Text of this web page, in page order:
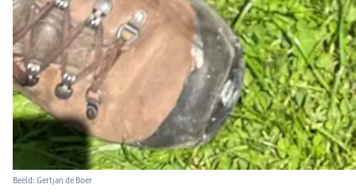
Beeld: Gertjan de Boer